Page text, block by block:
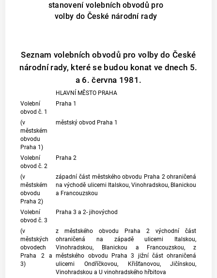
stanovení volebních obvodů pro
volby do České národní rady
Seznam volebních obvodů pro volby do České
národní rady, které se budou konat ve dnech 5.
a 6. června 1981.
HLAVNÍ MĚSTO PRAHA
Volební
obvod č. 1
Praha 1
(v
městském
obvodu
Praha 1)
městský obvod Praha 1
Volební
obvod č. 2
Praha 2
(v
městském
obvodu
Praha 2)
západní část městského obvodu Praha 2 ohraničená
na východě ulicemi Italskou, Vinohradskou, Blanickou
a Francouzskou
Volební
obvod č. 3
Praha 3 a 2- jihovýchod
(v
městských
obvodech
Praha 2 a
3)
z městského obvodu Praha 2 východní část
ohraničená na západě ulicemi Italskou,
Vinohradskou, Blanickou a Francouzskou, z
městského obvodu Praha 3 jižní část ohraničená
ulicemi Ondříčkovou, Křišťanovou, Jičínskou,
Vinohradskou a U vinohradského hřbitova